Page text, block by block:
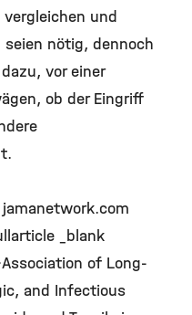
und
nötig, dennoch
vor einer
ob der Eingriff
_blank
of Long-
and Infectious